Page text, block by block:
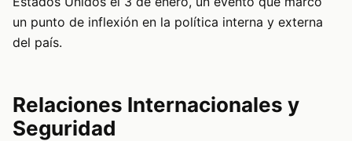
un punto de inflexión en la política interna y externa
del país.
Relaciones Internacionales y
Seguridad